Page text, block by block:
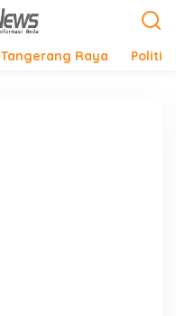
Tangerang Raya Politik